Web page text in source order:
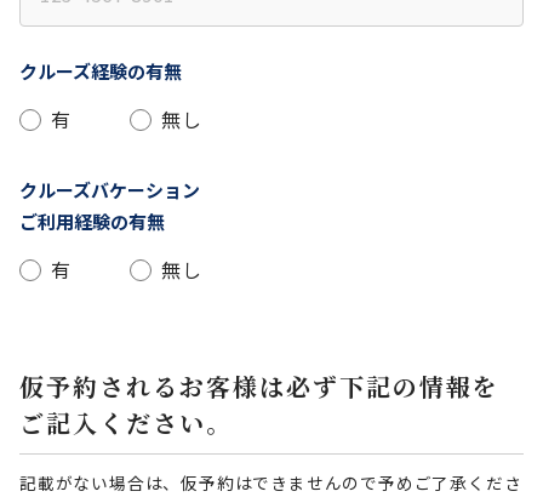
クルーズ経験の有無
有 無し
クルーズバケーション
ご利用経験の有無
有 無し
仮予約されるお客様は必ず下記の情報を
ご記入ください。
記載がない場合は、仮予約はできませんので予めご了承くださ